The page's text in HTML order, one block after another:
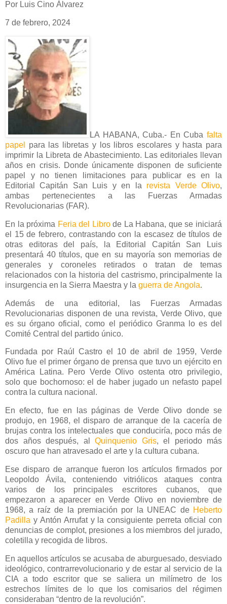
Por Luis Cino Álvarez
7 de febrero, 2024
LA HABANA, Cuba.- En Cuba falta
papel
para las libretas y los libros escolares y hasta para
imprimir la Libreta de Abastecimiento. Las editoriales llevan
años en crisis. Donde únicamente disponen de suficiente
papel y no tienen limitaciones para publicar es en la
Editorial Capitán San Luis y en la revista Verde Olivo,
ambas pertenecientes a las Fuerzas Armadas
Revolucionarias (FAR).
En la próxima Feria del Librode La Habana, que se iniciará
el 15 de febrero, contrastando con la escasez de títulos de
otras editoras del país, la Editorial Capitán San Luis
presentará 40 títulos, que en su mayoría son memorias de
generales y coroneles retirados o tratan de temas
relacionados con la historia del castrismo, principalmente la
insurgencia en la Sierra Maestra y la guerra de Angola.
Además de una editorial, las Fuerzas Armadas
Revolucionarias disponen de una revista, Verde Olivo, que
es su órgano oficial, como el periódico Granma lo es del
Comité Central del partido único.
Fundada por Raúl Castro el 10 de abril de 1959, Verde
Olivo fue el primer órgano de prensa que tuvo un ejército en
América Latina. Pero Verde Olivo ostenta otro privilegio,
solo que bochornoso: el de haber jugado un nefasto papel
contra la cultura nacional.
En efecto, fue en las páginas de Verde Olivo donde se
produjo, en 1968, el disparo de arranque de la cacería de
brujas contra los intelectuales que conduciría, poco más de
dos años después, al Quinquenio Gris, el periodo más
oscuro que han atravesado el arte y la cultura cubana.
Ese disparo de arranque fueron los artículos firmados por
Leopoldo Ávila, conteniendo vitriólicos ataques contra
varios de los principales escritores cubanos, que
empezaron a aparecer en Verde Olivo en noviembre de
1968, a raíz de la premiación por la UNEAC de Heberto
Padilla y Antón Arrufat y la consiguiente perreta oficial con
denuncias de complot, presiones a los miembros del jurado,
coletilla y recogida de libros.
En aquellos artículos se acusaba de aburguesado, desviado
ideológico, contrarrevolucionario y de estar al servicio de la
CIA a todo escritor que se saliera un milímetro de los
estrechos límites de lo que los comisarios del régimen
consideraban “dentro de la revolución”.